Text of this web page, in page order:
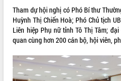
THÔNG TIN CHỈ ĐẠO ĐIỀU HÀNH
HỆ THỐNG VĂN BẢN
VĂN BẢN HĐND TỈNH
ĐIỂM TIN VĂN BẢN
Tham dự hội nghị có Phó Bí thư
Huỳnh Thị Chiến Hoà; Phó Chủ tịch
Liên hiệp Phụ nữ tỉnh Tô Thị Tâm;
quan cùng hơn 200 cán bộ, hội viên,